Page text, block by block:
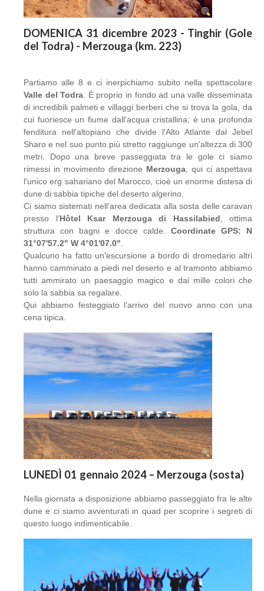
DOMENICA 31 dicembre 2023 - Tinghir (Gole
del Todra) - Merzouga (km. 223)
Partiamo alle 8 e ci inerpichiamo subito nella spettacolare
Valle del Todra. È proprio in fondo ad una valle disseminata
di incredibili palmeti e villaggi berberi che si trova la gola, da
cui fuoriesce un fiume dall'acqua cristallina; è una profonda
fenditura nell'altopiano che divide l'Alto Atlante dal Jebel
Sharo e nel suo punto più stretto raggiunge un'altezza di 300
metri. Dopo una breve passeggiata tra le gole ci siamo
rimessi in movimento direzione Merzouga, qui ci aspettava
l'unico erg sahariano del Marocco, cioè un enorme distesa di
dune di sabbia tipiche del deserto algerino.
Ci siamo sistemati nell’area dedicata alla sosta delle caravan
presso l’Hôtel Ksar Merzouga di Hassilabied, ottima
struttura con bagni e docce calde. Coordinate GPS: N
31°07'57.2" W 4°01'07.0".
Qualcuno ha fatto un'escursione a bordo di dromedario altri
hanno camminato a piedi nel deserto e al tramonto abbiamo
tutti ammirato un paesaggio magico e dai mille colori che
solo la sabbia sa regalare.
Qui abbiamo festeggiato l'arrivo del nuovo anno con una
cena tipica.
LUNEDÌ 01 gennaio 2024 – Merzouga (sosta)
Nella giornata a disposizione abbiamo passeggiato fra le alte
dune e ci siamo avventurati in quad per scoprire i segreti di
questo luogo indimenticabile.